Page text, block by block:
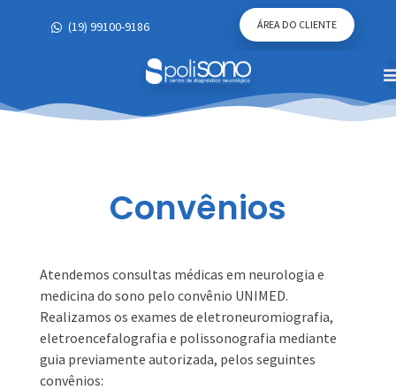
(19) 99100-9186 ÁREA DO CLIENTE
Convênios
Convênios
Atendemos consultas médicas em neurologia e
medicina do sono pelo convênio UNIMED.
Realizamos os exames de eletroneuromiografia,
eletroencefalografia e polissonografia mediante
guia previamente autorizada, pelos seguintes
convênios: